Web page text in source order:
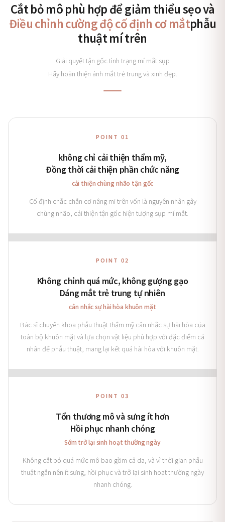
Cắt bỏ mô phù hợp để giảm thiểu sẹo và
Điều chỉnh cường độ cố định cơ mắtphẫu
thuật mí trên
Giải quyết tận gốc tình trạng mí mắt sụp
Hãy hoàn thiện ánh mắt trẻ trung và xinh đẹp.
POINT 01
không chỉ cải thiện thẩm mỹ,
Đồng thời cải thiện phần chức năng
cải thiện chùng nhão tận gốc
Cố định chắc chắn cơ nâng mi trên vốn là nguyên nhân gây
chùng nhão, cải thiện tận gốc hiện tượng sụp mí mắt.
POINT 02
Không chỉnh quá mức, không gượng gạo
Dáng mắt trẻ trung tự nhiên
cân nhắc sự hài hòa khuôn mặt
Bác sĩ chuyên khoa phẫu thuật thẩm mỹ cân nhắc sự hài hòa của
toàn bộ khuôn mặt và lựa chọn vật liệu phù hợp với đặc điểm cá
nhân để phẫu thuật, mang lại kết quả hài hòa với khuôn mặt.
POINT 03
Tổn thương mô và sưng ít hơn
Hồi phục nhanh chóng
Sớm trở lại sinh hoạt thường ngày
Không cắt bỏ quá mức mô bao gồm cả da, và vì thời gian phẫu
thuật ngắn nên ít sưng, hồi phục và trở lại sinh hoạt thường ngày
nhanh chóng.